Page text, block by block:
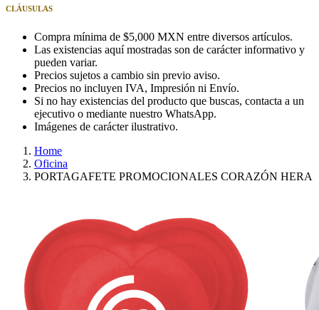
CLÁUSULAS
Compra mínima de $5,000 MXN entre diversos artículos.
Las existencias aquí mostradas son de carácter informativo y
pueden variar.
Precios sujetos a cambio sin previo aviso.
Precios no incluyen IVA, Impresión ni Envío.
Si no hay existencias del producto que buscas, contacta a un
ejecutivo o mediante nuestro WhatsApp.
Imágenes de carácter ilustrativo.
Home
Oficina
PORTAGAFETE PROMOCIONALES CORAZÓN HERA